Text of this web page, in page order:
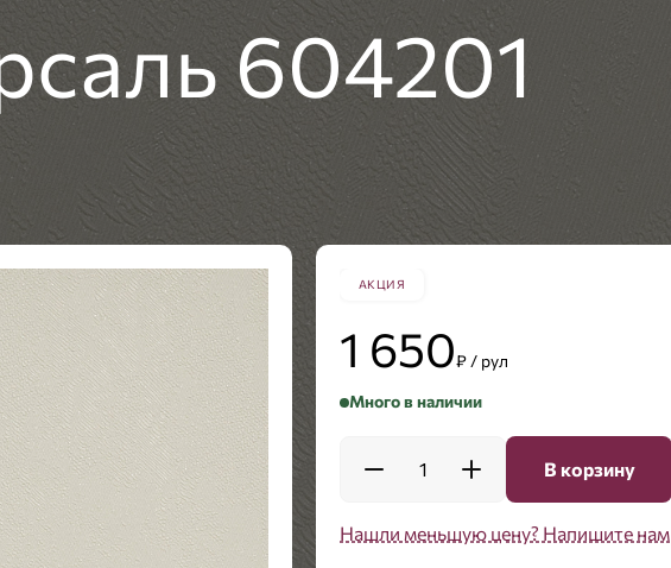
604201
АКЦИЯ
1 650₽ / рул
Много в наличии
1 В корзину
Нашли меньшую цену? Напишите нам